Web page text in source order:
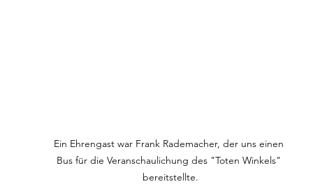
Ein Ehrengast war Frank Rademacher, der uns einen
Bus für die Veranschaulichung des "Toten Winkels"
bereitstellte.